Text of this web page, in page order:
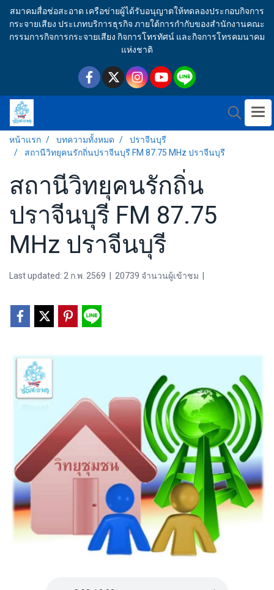
สมาคมสื่อช่อสะอาด เครือข่ายผู้ได้รับอนุญาตให้ทดลองประกอบกิจการ
กระจายเสียง ประเภทบริการธุรกิจ ภายใต้การกำกับของสำนักงานคณะ
กรรมการกิจการกระจายเสียง กิจการโทรทัศน์ และกิจการโทรคมนาคม
แห่งชาติ
หน้าแรก บทความทั้งหมด
ปราจีนบุรี
สถานีวิทยุคนรักถิ่นปราจีนบุรี FM 87.75 MHz ปราจีนบุรี
สถานีวิทยุคนรักถิ่น
ปราจีนบุรี FM 87.75
MHz ปราจีนบุรี
Last updated: 2 ก.พ. 2569 20739 จำนวนผู้เข้าชม